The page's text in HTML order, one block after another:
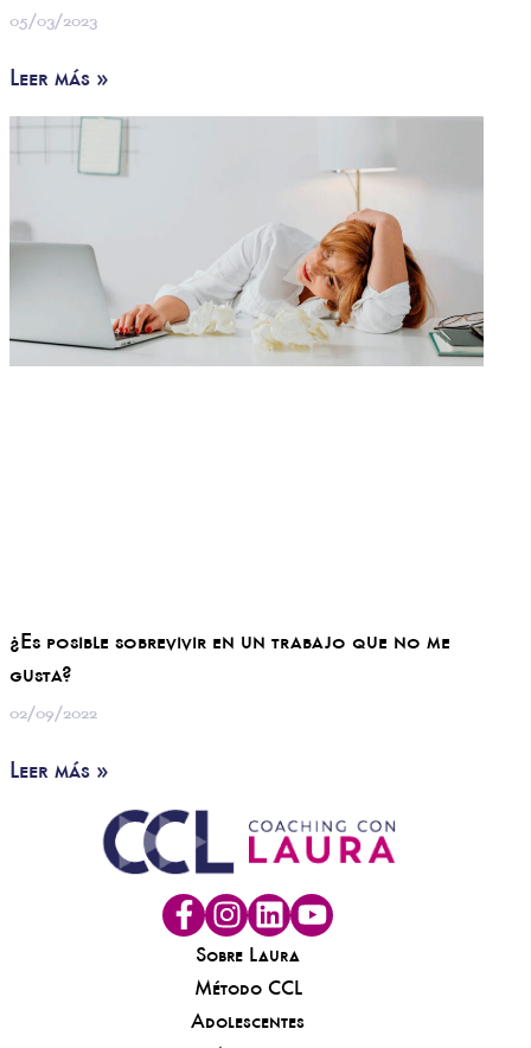
05/03/2023
Leer más »
¿Es posible sobrevivir en un trabajo que no me
gusta?
02/09/2022
Leer más »
Sobre Laura
Método CCL
Adolescentes